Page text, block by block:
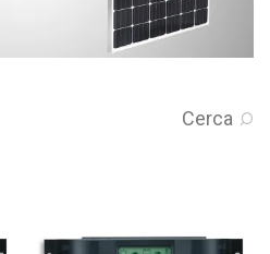
Cerca